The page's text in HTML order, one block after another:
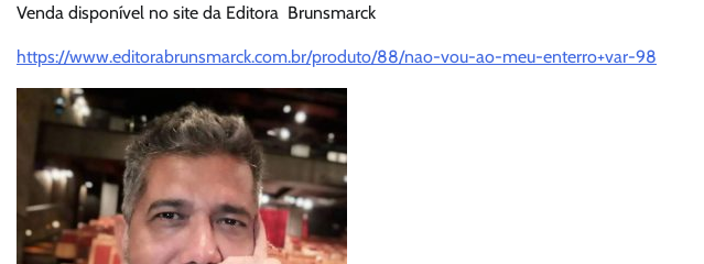
Venda disponível no site da Editora Brunsmarck
https://www.editorabrunsmarck.com.br/produto/88/nao-vou-ao-meu-enterro+var-98